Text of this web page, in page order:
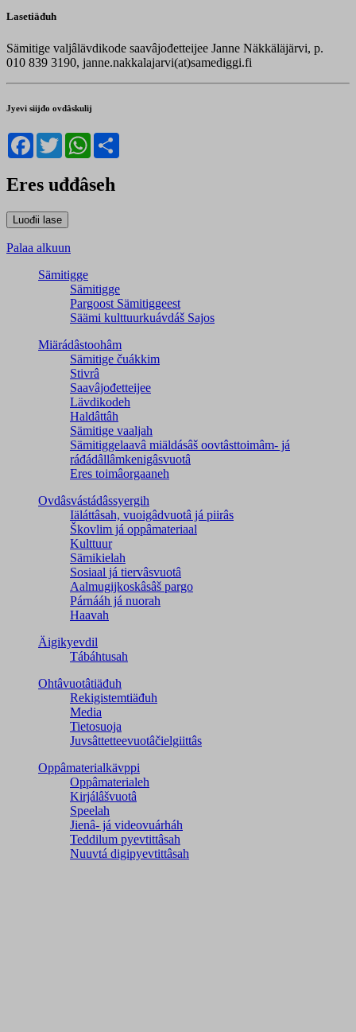
Lasetiäđuh
Sämitige valjâlävdikode saavâjođetteijee Janne Näkkäläjärvi, p.
010 839 3190, janne.nakkalajarvi(at)samediggi.fi
Jyevi siijđo ovdâskulij
Facebook
TwitterWhatsApp
Eres uđđâseh
Palaa alkuun
Sämitigge
Sämitigge
Pargoost Sämitiggeest
Säämi kulttuurkuávdáš Sajos
Miärádâstoohâm
Sämitige čuákkim
Stivrâ
Saavâjođetteijee
Lävdikodeh
Haldâttâh
Sämitige vaaljah
Sämitiggelaavâ miäldásâš oovtâsttoimâm- já
ráđádâllâmkenigâsvuotâ
Eres toimâorgaaneh
Ovdâsvástádâssyergih
Iäláttâsah, vuoigâdvuotâ já piirâs
Škovlim já oppâmateriaal
Kulttuur
Sämikielah
Sosiaal já tiervâsvuotâ
Aalmugijkoskâsâš pargo
Párnááh já nuorah
Haavah
Äigikyevdil
Tábáhtusah
Ohtâvuotâtiäđuh
Rekigistemtiäđuh
Media
Tietosuoja
Juvsâttetteevuotâčielgiittâs
Oppâmaterialkävppi
Oppâmaterialeh
Kirjálâšvuotâ
Speelah
Jienâ- já videovuárháh
Teddilum pyevtittâsah
Nuuvtá digipyevtittâsah